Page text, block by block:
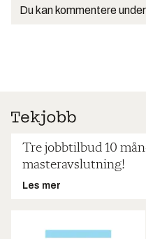
Du kan kommentere
Tre jobbtilbud 10
masteravslutning!
Les mer